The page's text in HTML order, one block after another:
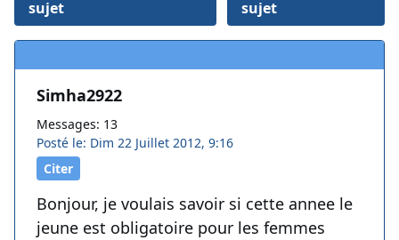
sujet
sujet
Simha2922
Messages: 13
Posté le: Dim 22 Juillet 2012, 9:16
Citer
Bonjour, je voulais savoir si cette annee le
jeune est obligatoire pour les femmes